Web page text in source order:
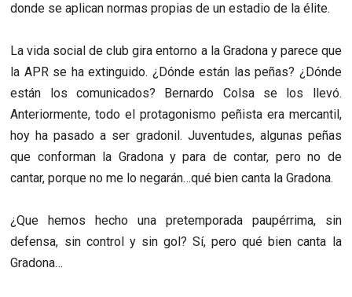
donde se aplican normas propias de un estadio de la élite.
La vida social de club gira entorno a la Gradona y parece que
la APR se ha extinguido. ¿Dónde están las peñas? ¿Dónde
están los comunicados? Bernardo Colsa se los llevó.
Anteriormente, todo el protagonismo peñista era mercantil,
hoy ha pasado a ser gradonil. Juventudes, algunas peñas
que conforman la Gradona y para de contar, pero no de
cantar, porque no me lo negarán…qué bien canta la Gradona.
¿Que hemos hecho una pretemporada paupérrima, sin
defensa, sin control y sin gol? Sí, pero qué bien canta la
Gradona…